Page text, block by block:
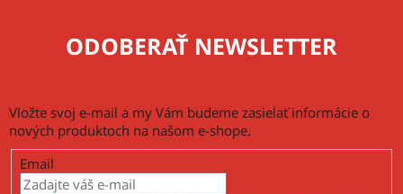
ODOBERAŤ NEWSLETTER
Vložte svoj e-mail a my Vám budeme zasielať informácie o
nových produktoch na našom e-shope.
Email